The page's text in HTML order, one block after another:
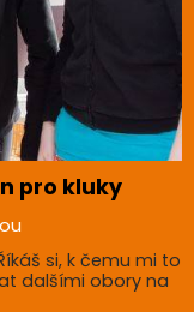
pro kluky
si, k čemu mi to
dalšími obory na